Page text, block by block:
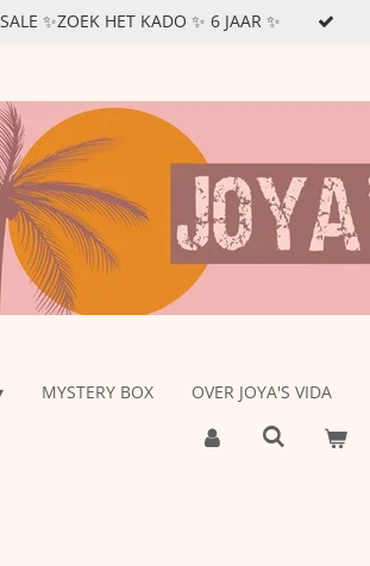
✨ZOEK HET KADO ✨ 6 JAAR ✨
MYSTERY BOX OVER JOYA'S VIDA